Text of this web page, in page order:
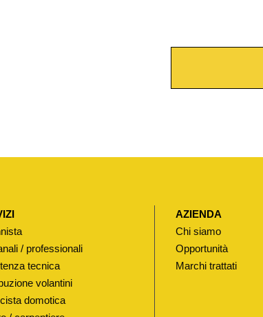
R
W
R
P
O
H
/ professionali
tecnica
volantini
domotica
AZIENDA
Chi siamo
Opportunità
Marchi trattati